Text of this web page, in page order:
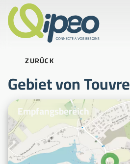
ZURÜCK
Gebiet von Touvre
Beispielfotos
Empfangsbereich